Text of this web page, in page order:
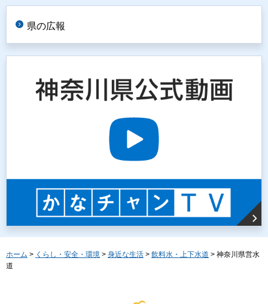
県の広報
ホーム > くらし・安全・環境 > 身近な生活 > 飲料水・上下水道 > 神奈川県営水
道